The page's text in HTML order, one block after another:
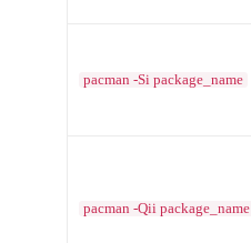
pacman -Si package_name
pacman -Qii package_name